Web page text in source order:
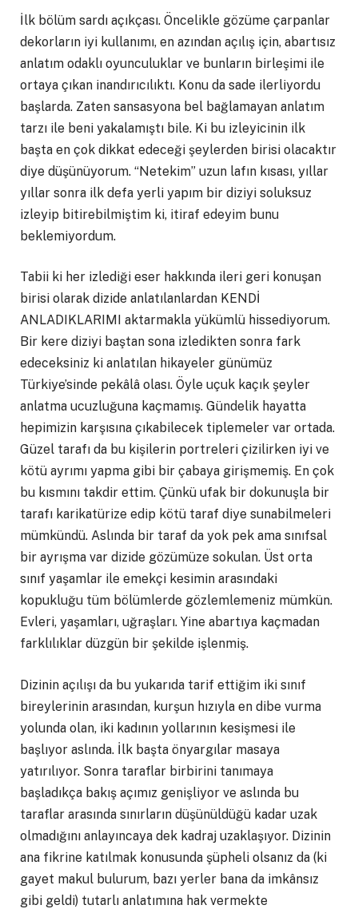
İlk bölüm sardı açıkçası. Öncelikle gözüme çarpanlar
dekorların iyi kullanımı, en azından açılış için, abartısız
anlatım odaklı oyunculuklar ve bunların birleşimi ile
ortaya çıkan inandırıcılıktı. Konu da sade ilerliyordu
başlarda. Zaten sansasyona bel bağlamayan anlatım
tarzı ile beni yakalamıştı bile. Ki bu izleyicinin ilk
başta en çok dikkat edeceği şeylerden birisi olacaktır
diye düşünüyorum. “Netekim” uzun lafın kısası, yıllar
yıllar sonra ilk defa yerli yapım bir diziyi soluksuz
izleyip bitirebilmiştim ki, itiraf edeyim bunu
beklemiyordum.
Tabii ki her izlediği eser hakkında ileri geri konuşan
birisi olarak dizide anlatılanlardan KENDİ
ANLADIKLARIMI aktarmakla yükümlü hissediyorum.
Bir kere diziyi baştan sona izledikten sonra fark
edeceksiniz ki anlatılan hikayeler günümüz
Türkiye’sinde pekâlâ olası. Öyle uçuk kaçık şeyler
anlatma ucuzluğuna kaçmamış. Gündelik hayatta
hepimizin karşısına çıkabilecek tiplemeler var ortada.
Güzel tarafı da bu kişilerin portreleri çizilirken iyi ve
kötü ayrımı yapma gibi bir çabaya girişmemiş. En çok
bu kısmını takdir ettim. Çünkü ufak bir dokunuşla bir
tarafı karikatürize edip kötü taraf diye sunabilmeleri
mümkündü. Aslında bir taraf da yok pek ama sınıfsal
bir ayrışma var dizide gözümüze sokulan. Üst orta
sınıf yaşamlar ile emekçi kesimin arasındaki
kopukluğu tüm bölümlerde gözlemlemeniz mümkün.
Evleri, yaşamları, uğraşları. Yine abartıya kaçmadan
farklılıklar düzgün bir şekilde işlenmiş.
Dizinin açılışı da bu yukarıda tarif ettiğim iki sınıf
bireylerinin arasından, kurşun hızıyla en dibe vurma
yolunda olan, iki kadının yollarının kesişmesi ile
başlıyor aslında. İlk başta önyargılar masaya
yatırılıyor. Sonra taraflar birbirini tanımaya
başladıkça bakış açımız genişliyor ve aslında bu
taraflar arasında sınırların düşünüldüğü kadar uzak
olmadığını anlayıncaya dek kadraj uzaklaşıyor. Dizinin
ana fikrine katılmak konusunda şüpheli olsanız da (ki
gayet makul bulurum, bazı yerler bana da imkânsız
gibi geldi) tutarlı anlatımına hak vermekte